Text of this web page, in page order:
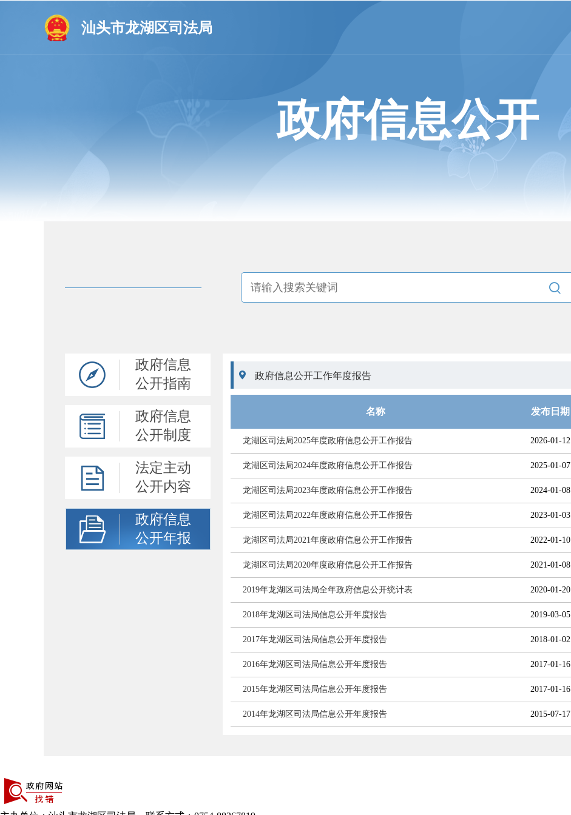
汕头市龙湖区司法局
政府信息公开

政府信息
公开指南
政府信息
公开制度
法定主动
公开内容
政府信息
公开年报
 政府信息公开工作年度报告
名称 发布日期
龙湖区司法局2025年度政府信息公开工作报告 2026-01-12
龙湖区司法局2024年度政府信息公开工作报告 2025-01-07
龙湖区司法局2023年度政府信息公开工作报告 2024-01-08
龙湖区司法局2022年度政府信息公开工作报告 2023-01-03
龙湖区司法局2021年度政府信息公开工作报告 2022-01-10
龙湖区司法局2020年度政府信息公开工作报告 2021-01-08
2019年龙湖区司法局全年政府信息公开统计表 2020-01-20
2018年龙湖区司法局信息公开年度报告 2019-03-05
2017年龙湖区司法局信息公开年度报告 2018-01-02
2016年龙湖区司法局信息公开年度报告 2017-01-16
2015年龙湖区司法局信息公开年度报告 2017-01-16
2014年龙湖区司法局信息公开年度报告 2015-07-17